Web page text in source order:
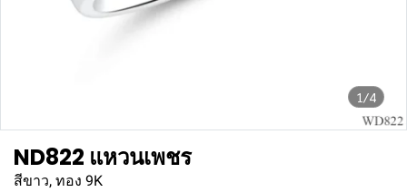
1/4
ND822 แหวนเพชร
สีขาว, ทอง 9K